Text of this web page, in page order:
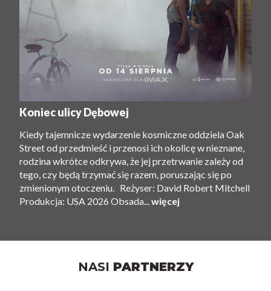
Koniec ulicy Dębowej
Kiedy tajemnicze wydarzenie kosmiczne oddziela Oak
Street od przedmieść i przenosi ich okolicę w nieznane,
rodzina wkrótce odkrywa, że ​​jej przetrwanie zależy od
tego, czy będą trzymać się razem, poruszając się po
zmienionym otoczeniu. Reżyser: David Robert Mitchell
Produkcja: USA 2026 Obsada...więcej
NASI PARTNERZY